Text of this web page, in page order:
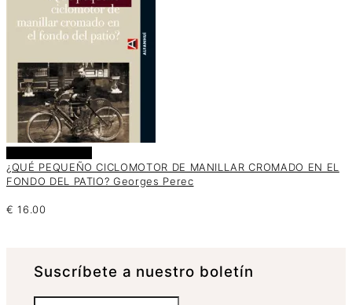
¿QUÉ PEQUEÑO CICLOMOTOR DE MANILLAR CROMADO EN EL
FONDO DEL PATIO? Georges Perec
€ 16.00
Suscrí­bete a nuestro boletín